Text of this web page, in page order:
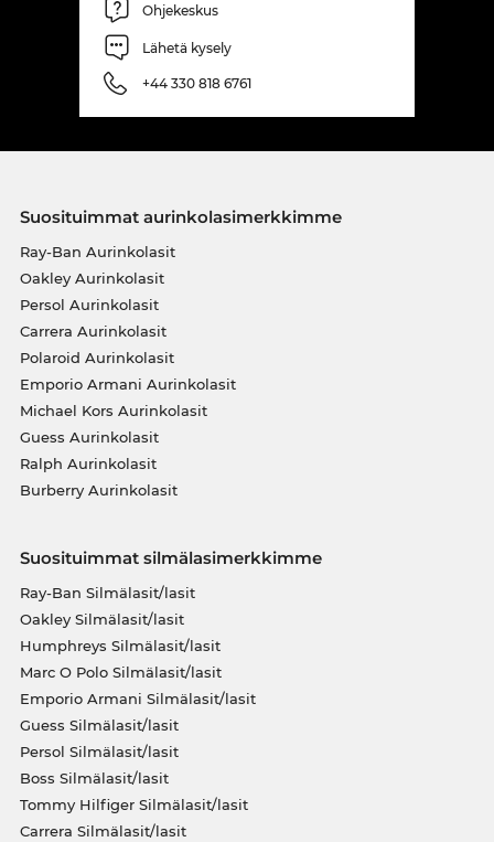
Ohjekeskus
Lähetä kysely
+44 330 818 6761
Suosituimmat aurinkolasimerkkimme
Ray-Ban Aurinkolasit
Oakley Aurinkolasit
Persol Aurinkolasit
Carrera Aurinkolasit
Polaroid Aurinkolasit
Emporio Armani Aurinkolasit
Michael Kors Aurinkolasit
Guess Aurinkolasit
Ralph Aurinkolasit
Burberry Aurinkolasit
Suosituimmat silmälasimerkkimme
Ray-Ban Silmälasit/lasit
Oakley Silmälasit/lasit
Humphreys Silmälasit/lasit
Marc O Polo Silmälasit/lasit
Emporio Armani Silmälasit/lasit
Guess Silmälasit/lasit
Persol Silmälasit/lasit
Boss Silmälasit/lasit
Tommy Hilfiger Silmälasit/lasit
Carrera Silmälasit/lasit